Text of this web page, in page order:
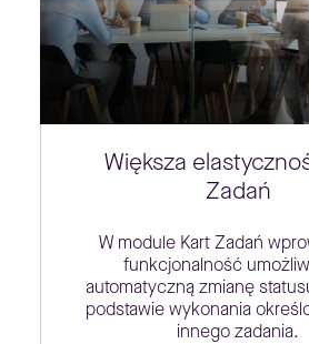
Większa
Zadań
W module Kart Zadań
funkcjonalność
automatyczną zmianę
podstawie wykonania
innego zadania.